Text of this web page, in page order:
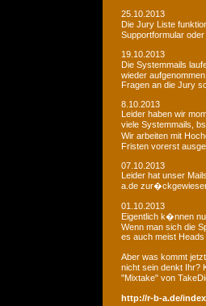
25.10.2013
Die Jury Liste
Supportformular
19.10.2013
Die Systemmails
wieder
Fragen an die Jury
8.10.2013
Leider haben wir
viele Systemmails,
Wir arbeiten mit
Fristen vorerst
07.10.2013
Leider hat unser
a.de
01.10.2013
Eigentlich k�nnen
Wenn man sich die
es auch meist
Aber was kommt
nicht sein denkt Ihr?
"Mixtake" von
http://r-b-a.de/